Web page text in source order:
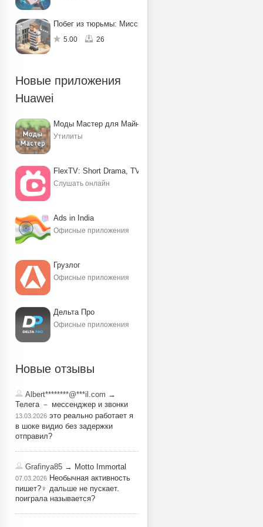
Побег из тюрьмы: Миссия по спасению
5.00 26
Новые приложения
Huawei
Моды Мастер для Майнкрафт ПЕ
Утилиты
FlexTV: Short Drama, TV, Reels
Слушать онлайн
Ads in India
Офисные приложения
Грузлог
Офисные приложения
Дельта Про
Офисные приложения
Новые отзывы
Albert********@***il.com →
Телега － мессенджер и звонки
13.03.2026 это реально работает я
в шоке видио без задержки
отправил?
Grafinya85 → Motto Immortal
07.03.2026 Необычная активность
пишет?‍♀️ дальше не пускает.
поиграла называется?